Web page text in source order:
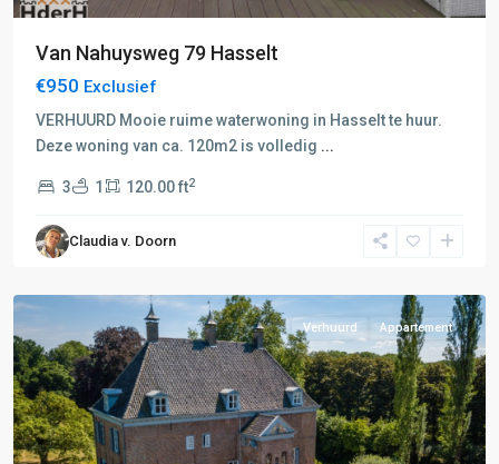
Van Nahuysweg 79 Hasselt
€950 Exclusief
VERHUURD Mooie ruime waterwoning in Hasselt te huur.
Deze woning van ca. 120m2 is volledig ...
3 1 120.00 ft2
Claudia v. Doorn
Verhuurd Appartement